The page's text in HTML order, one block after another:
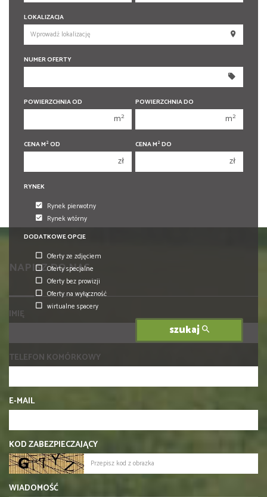
250 000 zł
300 000 zł
400 000 zł
250 000 zł
300 000 zł
400 000 zł
LOKALIZACJA
NUMER OFERTY
POWIERZCHNIA OD
m2
POWIERZCHNIA DO
m2
CENA M2OD
zł
CENA M2DO
zł
RYNEK
Rynek pierwotny
Rynek wtórny
DODATKOWE OPCJE
Oferty ze zdjęciem
Oferty specjalne
Oferty bez prowizji
Oferty na wyłączność
wirtualne spacery
szukaj
NAPISZ DO NAS
IMIĘ
TELEFON KOMÓRKOWY
E-MAIL
KOD ZABEZPIECZAJĄCY
WIADOMOŚĆ